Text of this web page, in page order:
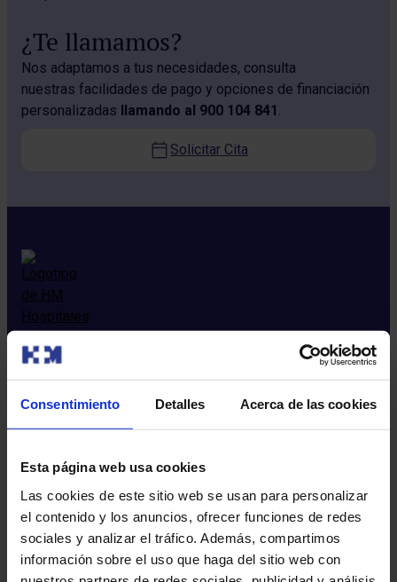
Consentimiento Detalles Acerca de las cookies
Esta página web usa cookies
Las cookies de este sitio web se usan para personalizar
el contenido y los anuncios, ofrecer funciones de redes
sociales y analizar el tráfico. Además, compartimos
información sobre el uso que haga del sitio web con
¿Te llamamos?
Nos adaptamos a tus necesidades, consulta
nuestras facilidades de pago y opciones de financiación
personalizadas llamando al 900 104 841 .
Solicitar Cita
Excelencia en calidad​
Trabaja con nosotros​
Rincón del accionista​
Sostenibilidad​